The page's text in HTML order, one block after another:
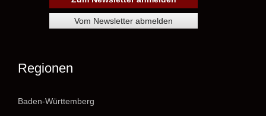
Regionen
Baden-Württemberg